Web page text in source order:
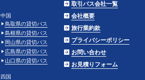
中国
鳥取県の貸切バス
島根県の貸切バス
岡山県の貸切バス
広島県の貸切バス
山口県の貸切バス
四国
取引バス会社一覧
会社概要
旅行業約款
プライバシーポリシー
お問い合わせ
お見積りフォーム